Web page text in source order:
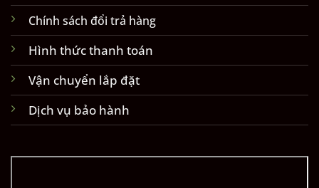
Chính sách đổi trả hàng
Hình thức thanh toán
Vận chuyển lắp đặt
Dịch vụ bảo hành